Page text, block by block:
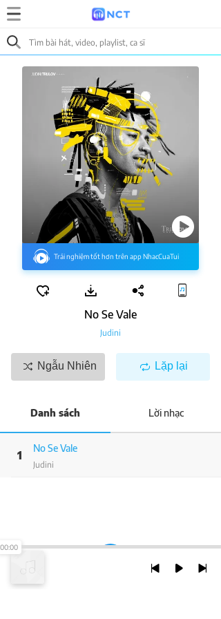
Trải nghiệm tốt hơn trên app NhacCuaTui
No Se Vale
Judini
Ngẫu Nhiên Lặp lại
Danh sách Lời nhạc
1
No Se Vale
Judini
00:00